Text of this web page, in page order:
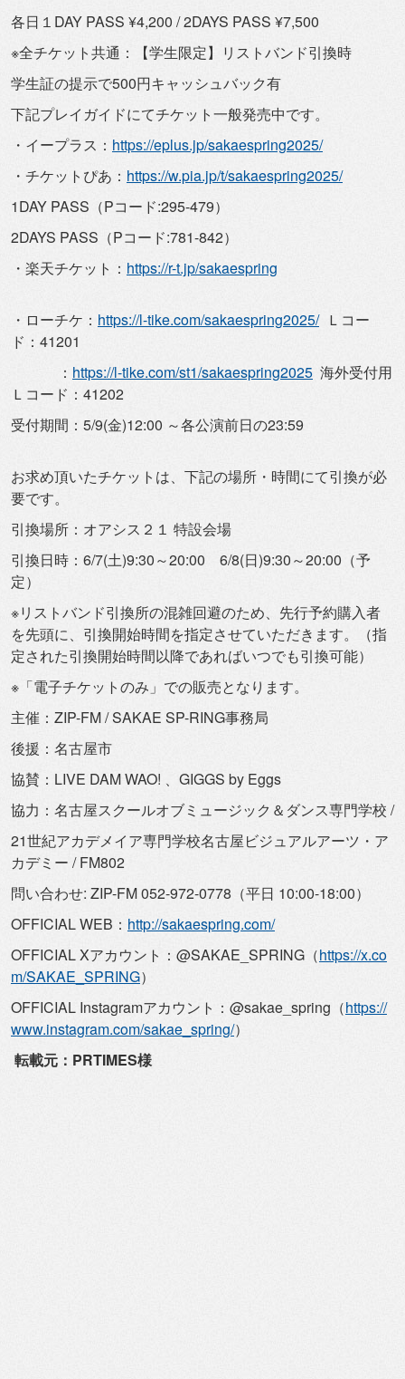
各日１DAY PASS ¥4,200 / 2DAYS PASS ¥7,500
※全チケット共通：【学生限定】リストバンド引換時
学生証の提示で500円キャッシュバック有
下記プレイガイドにてチケット一般発売中です。
・イープラス： https://eplus.jp/sakaespring2025/
・チケットぴあ： https://w.pia.jp/t/sakaespring2025/
1DAY PASS（Pコード:295-479）
2DAYS PASS（Pコード:781-842）
・楽天チケット： https://r-t.jp/sakaespring
・ローチケ： https://l-tike.com/sakaespring2025/Ｌコー
ド：41201
： https://l-tike.com/st1/sakaespring2025 海外受付用
Ｌコード：41202
受付期間：5/9(⾦)12:00 ～各公演前⽇の23:59
お求め頂いたチケットは、下記の場所・時間にて引換が必
要です。
引換場所：オアシス２１ 特設会場
引換日時：6/7(土)9:30～20:00 6/8(日)9:30～20:00（予
定）
※リストバンド引換所の混雑回避のため、 先行予約購入者
を先頭に、 引換開始時間を指定させていただきます。（指
定された引換開始時間以降であればいつでも引換可能）
※「電子チケットのみ」での販売となります。
主催：ZIP-FM / SAKAE SP-RING事務局
後援：名古屋市
協賛：LIVE DAM WAO! 、GIGGS by Eggs
協力：名古屋スクールオブミュージック＆ダンス専門学校 /
21世紀アカデメイア専門学校名古屋ビジュアルアーツ・ ア
カデミー / FM802
問い合わせ: ZIP-FM 052-972-0778（平日 10:00-18:00）
OFFICIAL WEB： http://sakaespring.com/
OFFICIAL Xアカウント：@SAKAE_SPRING（https://x.co
m/SAKAE_SPRING）
OFFICIAL Instagramアカウント：@sakae_spring（https://
www.instagram.com/sakae_spring/）
転載元：PRTIMES様